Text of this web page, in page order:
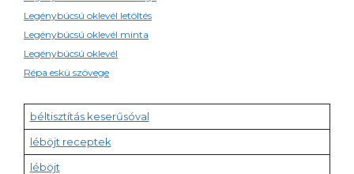
Legénybúcsú oklevél letöltés
Legénybúcsú oklevél minta
Legénybúcsú oklevél
Répa eskü szövege
béltisztítás keserűsóval
léböjt receptek
léböjt